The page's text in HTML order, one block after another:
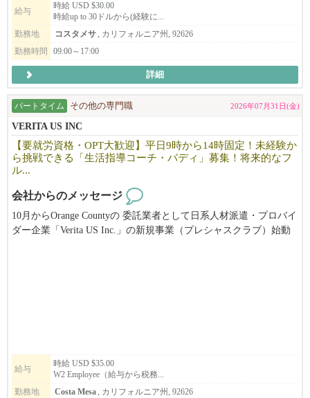
給与
時給 USD $30.00
時給up to 30ドルから(経験に...
勤務地
コスタメサ, カリフォルニア州, 92626
勤務時間
09:00～17:00
詳細
パートタイム その他の専門職 2026年07月31日(金)
VERITA US INC
【要就労資格・OPT大歓迎】平日9時から14時固定！未経験か
ら挑戦できる「生活指導コーチ・バディ」募集！将来的なフ
ル...
会社からのメッセージ
10月からOrange Countyの 委託業者として日系人材派遣・プロバイ
ダー企業「Verita US Inc.」の新規事業（プレシャスクラブ）始動
責任が必要となる職種ですので、9月末から代表がマンツーマンで
手厚く指導・サポートしますので、英語に少し不安がある方や未
経験の方でも安心して一歩を踏み出せます。。ご応募、お待ちし
給与
時給 USD $35.00
W2 Employee（給与から税務...
勤務地
Costa Mesa
, カリフォルニア州, 92626